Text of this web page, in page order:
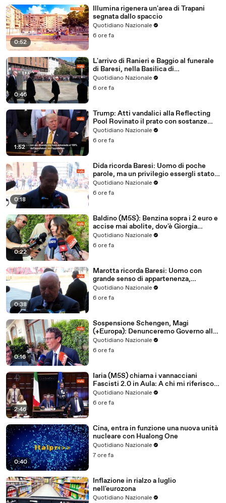
0:52
Illumina rigenera un'area di Trapani
segnata dallo spaccio
Quotidiano Nazionale
6 ore fa
0:46
L'arrivo di Ranieri e Baggio al funerale
di Baresi, nella Basilica di
Sant'Ambrogio a Milano
Quotidiano Nazionale
6 ore fa
1:52
Trump: Atti vandalici alla Reflecting
Pool Rovinato il prato con sostanze
chimiche
Quotidiano Nazionale
6 ore fa
0:18
Dida ricorda Baresi: Uomo di poche
parole, ma un privilegio essergli stato
accanto
Quotidiano Nazionale
6 ore fa
0:22
Baldino (M5S): Benzina sopra i 2 euro e
accise mai abolite, dov'è Giorgia
Meloni?
Quotidiano Nazionale
6 ore fa
0:38
Marotta ricorda Baresi: Uomo con
grande senso di appartenenza,
esempio per nostri giovani calciatori
Quotidiano Nazionale
6 ore fa
0:16
Sospensione Schengen, Magi
(+Europa): Denunceremo Governo alla
Commissione Europea
Quotidiano Nazionale
6 ore fa
2:46
Iaria (M5S) chiama i vannacciani
Fascisti 2.0 in Aula: A chi mi riferisco?
In generale al Generale
Quotidiano Nazionale
6 ore fa
0:40
Cina, entra in funzione una nuova unità
nucleare con Hualong One
Quotidiano Nazionale
7 ore fa
Inflazione in rialzo a luglio
nell'eurozona
Quotidiano Nazionale